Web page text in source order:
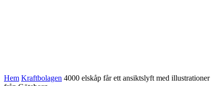
Hem Kraftbolagen 4000 elskåp får ett ansiktslyft med illustrationer